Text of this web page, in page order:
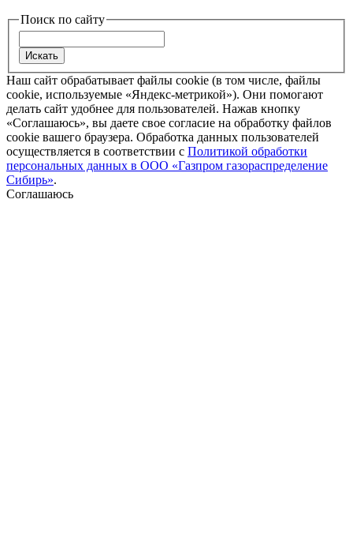
Поиск по сайту
Наш сайт обрабатывает файлы cookie (в том числе, файлы
cookie, используемые «Яндекс-метрикой»). Они помогают
делать сайт удобнее для пользователей. Нажав кнопку
«Соглашаюсь», вы даете свое согласие на обработку файлов
cookie вашего браузера. Обработка данных пользователей
осуществляется в соответствии с Политикой обработки
персональных данных в ООО «Газпром газораспределение
Сибирь».
Соглашаюсь